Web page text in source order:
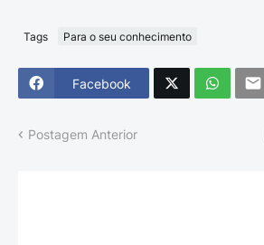
Tags Para o seu conhecimento
Facebook
Postagem Anterior